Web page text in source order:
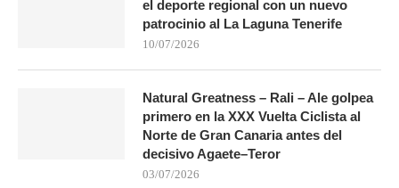
el deporte regional con un nuevo
patrocinio al La Laguna Tenerife
10/07/2026
Natural Greatness – Rali – Ale golpea
primero en la XXX Vuelta Ciclista al
Norte de Gran Canaria antes del
decisivo Agaete–Teror
03/07/2026